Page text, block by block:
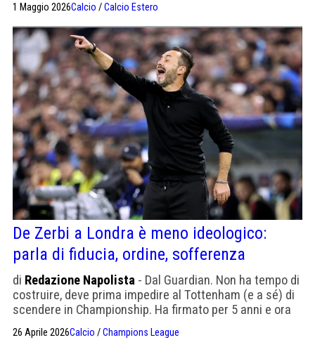
Tottenham è 18° in Premier League con 34 punti, due in
meno del West Ham, quattro partite alla fine. De Zerbi,
terzo allenatore della stagione dopo Frank e Tudor, è
arrivato a fine marzo proprio per provare a evitare la
prima retrocessione degli Spurs dal 1977.
1 Maggio 2026Calcio /Calcio Estero
De Zerbi a Londra è meno ideologico:
parla di fiducia, ordine, sofferenza
di Redazione Napolista - Dal Guardian. Non ha tempo di
costruire, deve prima impedire al Tottenham (e a sé) di
scendere in Championship. Ha firmato per 5 anni e ora
quasi funge da mental coach
26 Aprile 2026Calcio /Champions League